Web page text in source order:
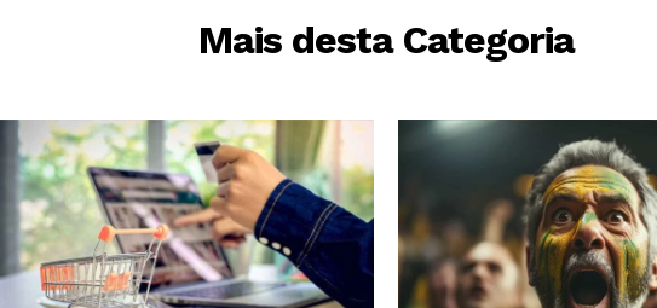
Mais desta Categoria